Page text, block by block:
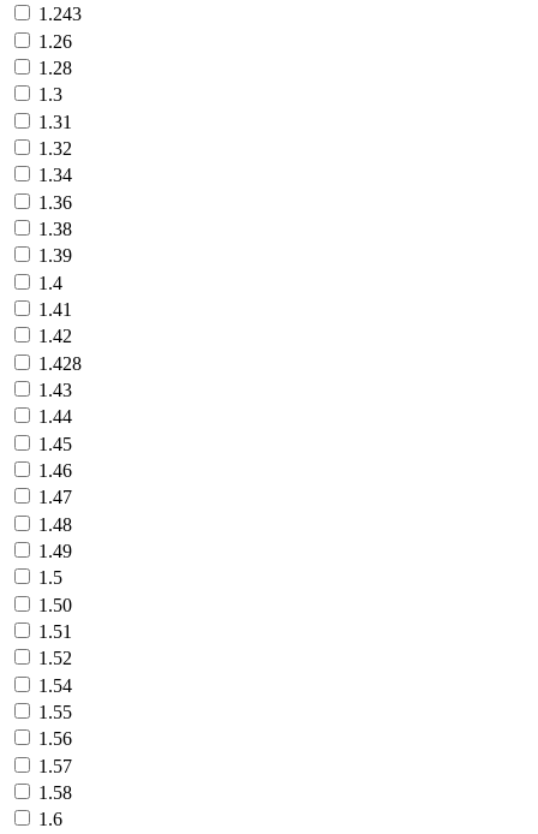
1.243
1.26
1.28
1.3
1.31
1.32
1.34
1.36
1.38
1.39
1.4
1.41
1.42
1.428
1.43
1.44
1.45
1.46
1.47
1.48
1.49
1.5
1.50
1.51
1.52
1.54
1.55
1.56
1.57
1.58
1.6